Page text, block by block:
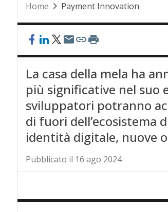
Home Payment Innovation
La casa della mela ha
più significative nel suo
sviluppatori potranno
di fuori dell’ecosistema
identità digitale, nuove
Pubblicato il 16 ago 2024